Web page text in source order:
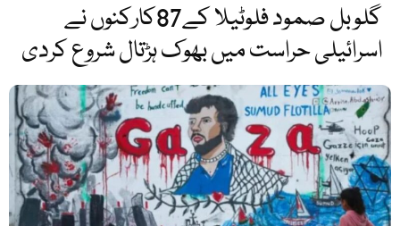
گلوبل صمود فلوٹیلا کے87کارکنوں نے
اسرائیلی حراست میں بھوک ہڑتال شروع کردی